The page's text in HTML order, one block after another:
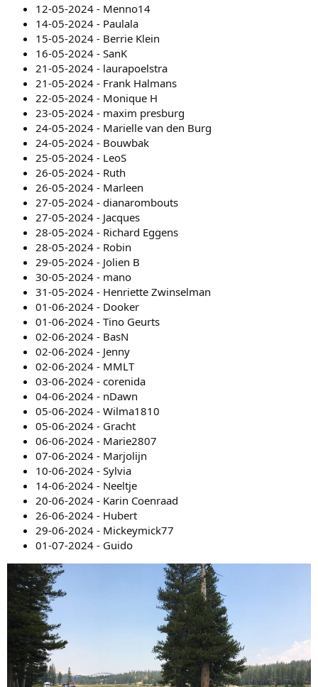
12-05-2024 - Menno14
14-05-2024 - Paulala
15-05-2024 - Berrie Klein
16-05-2024 - SanK
21-05-2024 - laurapoelstra
21-05-2024 - Frank Halmans
22-05-2024 - Monique H
23-05-2024 - maxim presburg
24-05-2024 - Marielle van den Burg
24-05-2024 - Bouwbak
25-05-2024 - LeoS
26-05-2024 - Ruth
26-05-2024 - Marleen
27-05-2024 - dianarombouts
27-05-2024 - Jacques
28-05-2024 - Richard Eggens
28-05-2024 - Robin
29-05-2024 - Jolien B
30-05-2024 - mano
31-05-2024 - Henriette Zwinselman
01-06-2024 - Dooker
01-06-2024 - Tino Geurts
02-06-2024 - BasN
02-06-2024 - Jenny
02-06-2024 - MMLT
03-06-2024 - corenida
04-06-2024 - nDawn
05-06-2024 - Wilma1810
05-06-2024 - Gracht
06-06-2024 - Marie2807
07-06-2024 - Marjolijn
10-06-2024 - Sylvia
14-06-2024 - Neeltje
20-06-2024 - Karin Coenraad
26-06-2024 - Hubert
29-06-2024 - Mickeymick77
01-07-2024 - Guido